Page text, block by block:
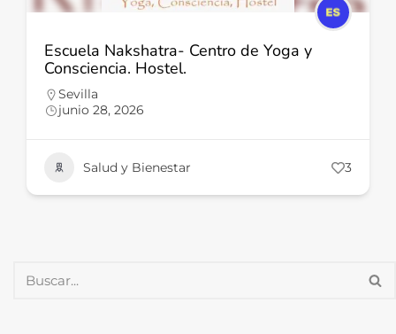
Escuela Nakshatra- Centro de Yoga y
Consciencia. Hostel.
Sevilla
junio 28, 2026
Salud y Bienestar 3